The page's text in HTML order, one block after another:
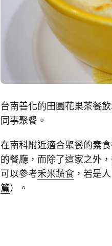
台南善化的田園花果茶餐
同事聚餐。
在南科附近適合聚餐的素
的餐廳，而除了這家之外
可以參考禾米蔬食 ，若是
篇）。